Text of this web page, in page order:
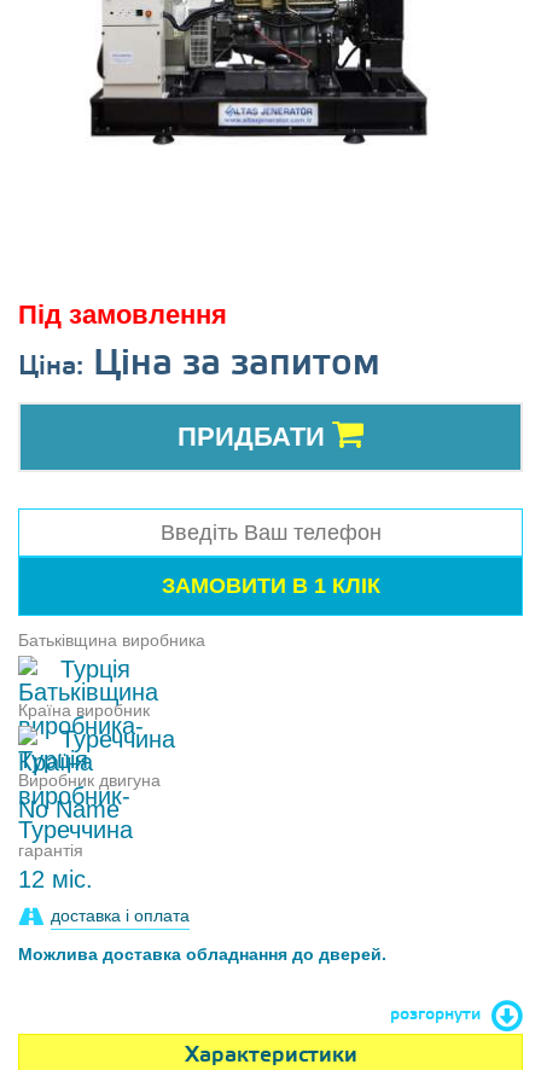
Під замовлення
Ціна: Ціна за запитом
ПРИДБАТИ
Батьківщина виробника
Турція
Країна виробник
Туреччина
Виробник двигуна
No Name
гарантія
12 міс.
доставка і оплата
Можлива доставка обладнання до дверей.
розгорнути
Характеристики